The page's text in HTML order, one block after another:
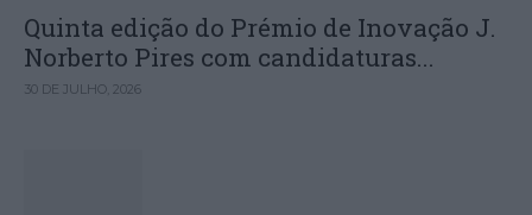
Quinta edição do Prémio de Inovação J.
Norberto Pires com candidaturas...
30 DE JULHO, 2026